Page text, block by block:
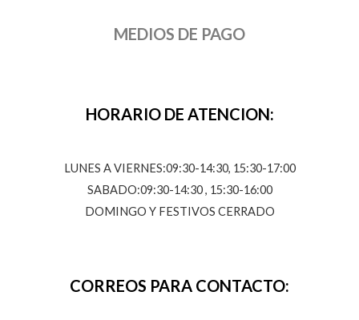
MEDIOS DE PAGO
HORARIO DE ATENCION:
LUNES A VIERNES:09:30-14:30, 15:30-17:00
SABADO:09:30-14:30 , 15:30-16:00
DOMINGO Y FESTIVOS CERRADO
CORREOS PARA CONTACTO: